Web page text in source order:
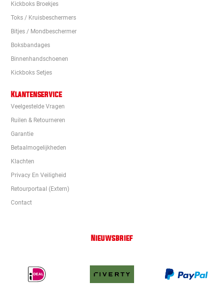
Kickboks Broekjes
Toks / Kruisbeschermers
Bitjes / Mondbeschermer
Boksbandages
Binnenhandschoenen
Kickboks Setjes
Klantenservice
Veelgestelde Vragen
Ruilen & Retourneren
Garantie
Betaalmogelijkheden
Klachten
Privacy En Veiligheid
Retourportaal (extern)
Contact
Nieuwsbrief